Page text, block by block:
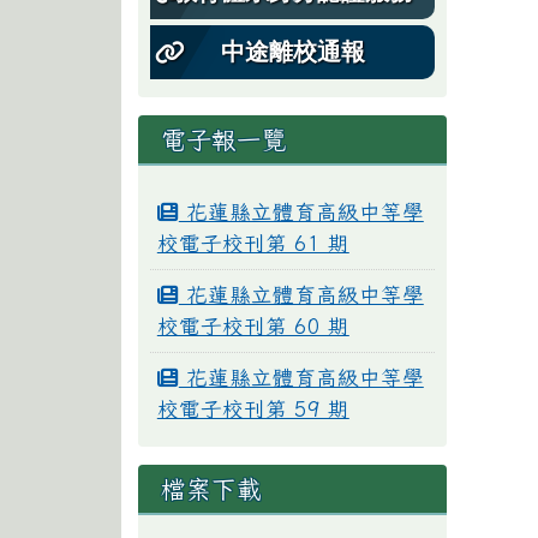
中途離校通報
電子報一覽
花蓮縣立體育高級中等學
校電子校刊第 61 期
花蓮縣立體育高級中等學
校電子校刊第 60 期
花蓮縣立體育高級中等學
校電子校刊第 59 期
檔案下載